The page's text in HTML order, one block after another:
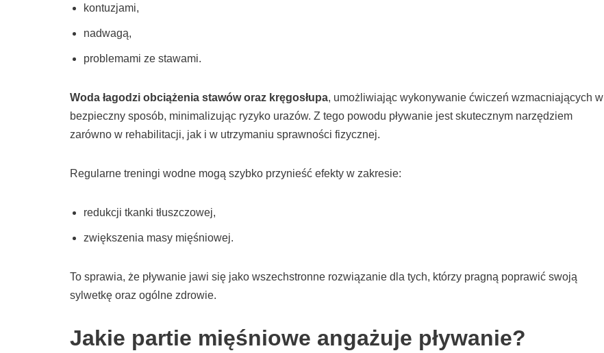
kontuzjami,
nadwagą,
problemami ze stawami.
Woda łagodzi obciążenia stawów oraz kręgosłupa, umożliwiając wykonywanie ćwiczeń wzmacniających w
bezpieczny sposób, minimalizując ryzyko urazów. Z tego powodu pływanie jest skutecznym narzędziem
zarówno w rehabilitacji, jak i w utrzymaniu sprawności fizycznej.
Regularne treningi wodne mogą szybko przynieść efekty w zakresie:
redukcji tkanki tłuszczowej,
zwiększenia masy mięśniowej.
To sprawia, że pływanie jawi się jako wszechstronne rozwiązanie dla tych, którzy pragną poprawić swoją
sylwetkę oraz ogólne zdrowie.
Jakie partie mięśniowe angażuje pływanie?